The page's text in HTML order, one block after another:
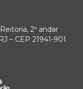
2º andar
– CEP 21941-901